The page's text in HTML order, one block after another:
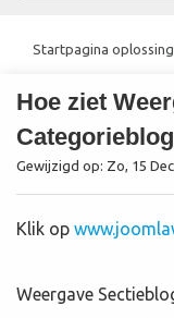
Startpagina oplossing
Hoe ziet
Gewijzigd op: Zo, 15
Klik op
Weergave